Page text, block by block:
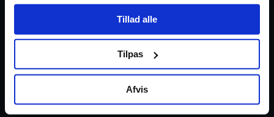
Tillad alle
Tilpas
Afvis